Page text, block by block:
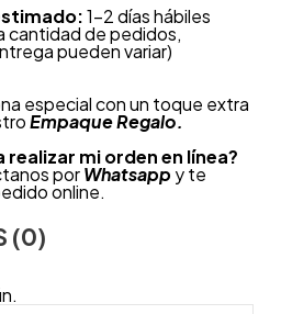
1-2 días hábiles
cantidad de pedidos,
pueden variar)
especial con un toque extra
Empaque Regalo.
realizar mi orden en línea?
porWhatsapp y te
online.
(0)